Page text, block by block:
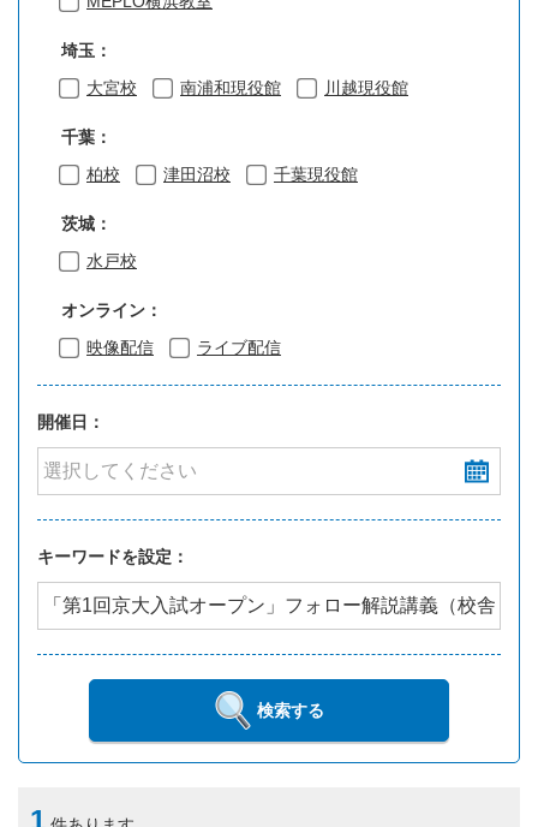
埼玉：
大宮校
南浦和現役館 川越現役館
千葉：
柏校
津田沼校 千葉現役館
茨城：
水戸校
オンライン：
映像配信
ライブ配信
開催日：
キーワードを設定：
検索する